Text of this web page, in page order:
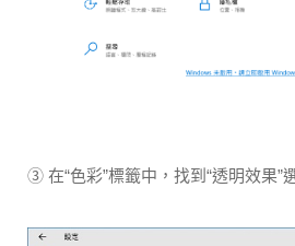
③ 在“色彩”標籤中，找到“透明效果”